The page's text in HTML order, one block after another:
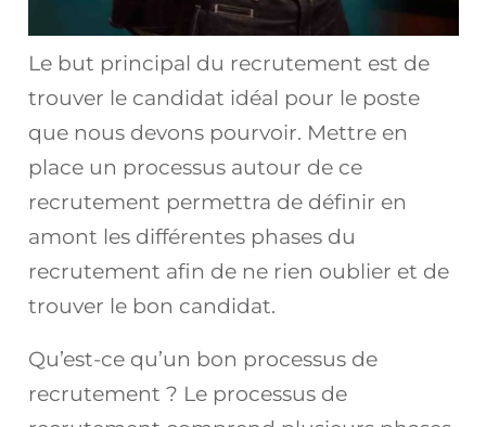
Le but principal du recrutement est de
trouver le candidat idéal pour le poste
que nous devons pourvoir. Mettre en
place un processus autour de ce
recrutement permettra de définir en
amont les différentes phases du
recrutement afin de ne rien oublier et de
trouver le bon candidat.
Qu’est-ce qu’un bon processus de
recrutement ? Le processus de